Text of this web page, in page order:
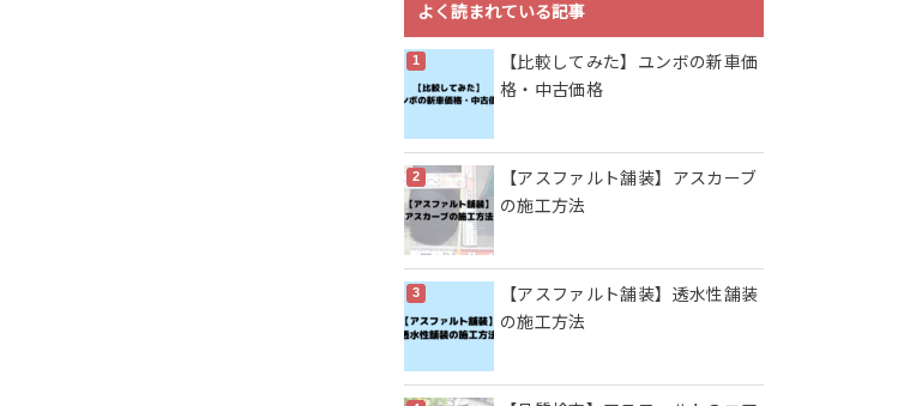
よく読まれている記事
【比較してみた】ユンボの新車価
格・中古価格
【アスファルト舗装】アスカーブ
の施工方法
【アスファルト舗装】透水性舗装
の施工方法